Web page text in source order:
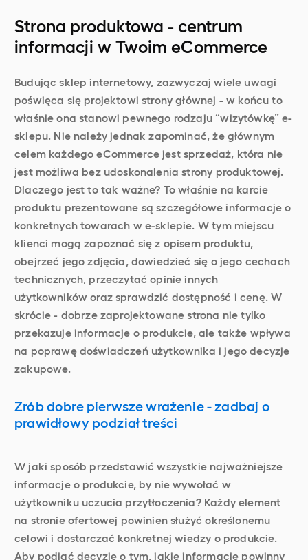
Strona produktowa - centrum
informacji w Twoim eCommerce
Budując sklep internetowy, zazwyczaj wiele uwagi
poświęca się projektowi strony głównej - w końcu to
właśnie ona stanowi pewnego rodzaju “wizytówkę” e-
sklepu. Nie należy jednak zapominać, że głównym
celem każdego eCommerce jest sprzedaż, która nie
jest możliwa bez udoskonalenia strony produktowej.
Dlaczego jest to tak ważne? To właśnie na karcie
produktu prezentowane są szczegółowe informacje o
konkretnych towarach w e-sklepie. W tym miejscu
klienci mogą zapoznać się z opisem produktu,
obejrzeć jego zdjęcia, dowiedzieć się o jego cechach
technicznych, przeczytać opinie innych
użytkowników oraz sprawdzić dostępność i cenę. W
skrócie - dobrze zaprojektowane strona nie tylko
przekazuje informacje o produkcie, ale także wpływa
na poprawę doświadczeń użytkownika i jego decyzje
zakupowe.
Zrób dobre pierwsze wrażenie - zadbaj o
prawidłowy podział treści
W jaki sposób przedstawić wszystkie najważniejsze
informacje o produkcie, by nie wywołać w
użytkowniku uczucia przytłoczenia? Każdy element
na stronie ofertowej powinien służyć określonemu
celowi i dostarczać konkretnej wiedzy o produkcie.
Aby podjąć decyzję o tym, jakie informacje powinny